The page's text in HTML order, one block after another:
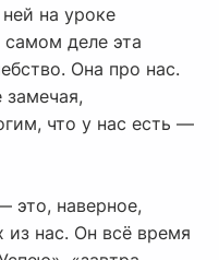
на уроке
самом деле эта
Она про нас.
что у нас есть —
это, наверное,
из нас. Он всё время